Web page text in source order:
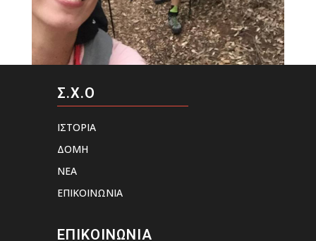
Σ.Χ.Ο
ΙΣΤΟΡΙΑ
ΔΟΜΗ
ΝΕΑ
ΕΠΙΚΟΙΝΩΝΙΑ
ΕΠΙΚΟΙΝΩΝΙΑ